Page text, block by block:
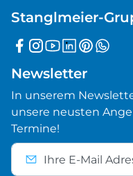
Stanglmeier-
Newsletter
In unserem
unsere neusten
Termine!